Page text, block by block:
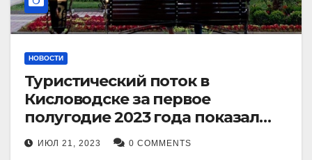
НОВОСТИ
Туристический поток в
Кисловодске за первое
полугодие 2023 года показал
рекордный рост в 21 процент.
ИЮЛ 21, 2023 0 COMMENTS